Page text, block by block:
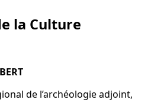
la Culture
de l’archéologie adjoint,